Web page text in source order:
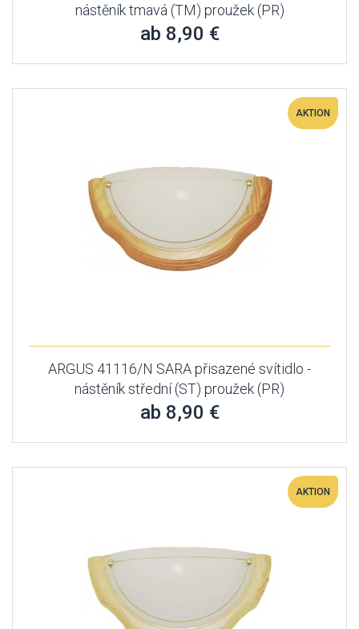
nástěník tmavá (TM) proužek (PR)
ab 8,90 €
AKTION
ARGUS 41116/N SARA přisazené svítidlo -
nástěník střední (ST) proužek (PR)
ab 8,90 €
AKTION